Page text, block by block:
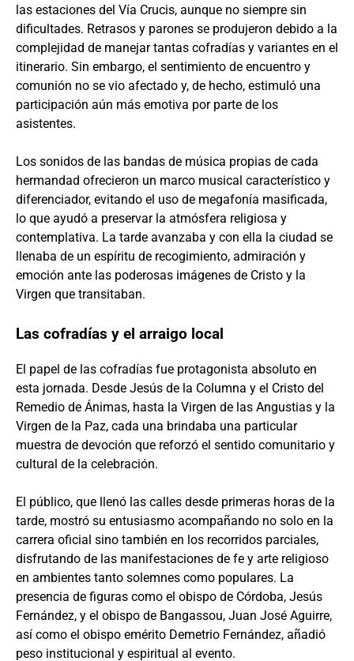
las estaciones del Vía Crucis, aunque no siempre sin
dificultades. Retrasos y parones se produjeron debido a la
complejidad de manejar tantas cofradías y variantes en el
itinerario. Sin embargo, el sentimiento de encuentro y
comunión no se vio afectado y, de hecho, estimuló una
participación aún más emotiva por parte de los
asistentes.
Los sonidos de las bandas de música propias de cada
hermandad ofrecieron un marco musical característico y
diferenciador, evitando el uso de megafonía masificada,
lo que ayudó a preservar la atmósfera religiosa y
contemplativa. La tarde avanzaba y con ella la ciudad se
llenaba de un espíritu de recogimiento, admiración y
emoción ante las poderosas imágenes de Cristo y la
Virgen que transitaban.
Las cofradías y el arraigo local
El papel de las cofradías fue protagonista absoluto en
esta jornada. Desde Jesús de la Columna y el Cristo del
Remedio de Ánimas, hasta la Virgen de las Angustias y la
Virgen de la Paz, cada una brindaba una particular
muestra de devoción que reforzó el sentido comunitario y
cultural de la celebración.
El público, que llenó las calles desde primeras horas de la
tarde, mostró su entusiasmo acompañando no solo en la
carrera oficial sino también en los recorridos parciales,
disfrutando de las manifestaciones de fe y arte religioso
en ambientes tanto solemnes como populares. La
presencia de figuras como el obispo de Córdoba, Jesús
Fernández, y el obispo de Bangassou, Juan José Aguirre,
así como el obispo emérito Demetrio Fernández, añadió
peso institucional y espiritual al evento.